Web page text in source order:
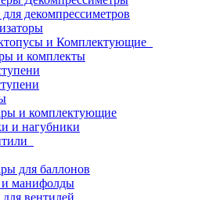
для декомпрессиметров
и Комплектующие
и комплекты
и комплектующие
и нагубники
для баллонов
манифолды
для вентилей